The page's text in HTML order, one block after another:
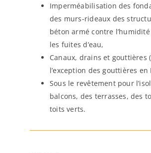
Imperméabilisation des
des murs-rideaux des
béton armé contre
les fuites d’eau,
Canaux, drains et gouttières
l’exception des gouttières en
Sous le revêtement pour
balcons, des terrasses, des
toits verts.